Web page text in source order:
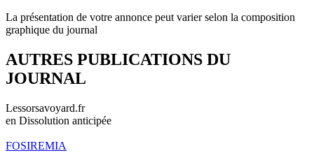
La présentation de votre annonce peut varier selon la composition
graphique du journal
AUTRES PUBLICATIONS DU
JOURNAL
Lessorsavoyard.fr
en Dissolution anticipée
FOSIREMIA